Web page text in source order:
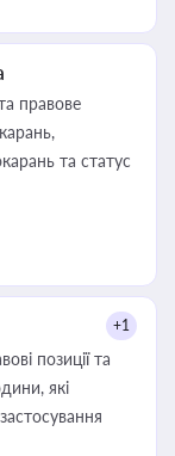
правове
та статус
+1
позиції та
які